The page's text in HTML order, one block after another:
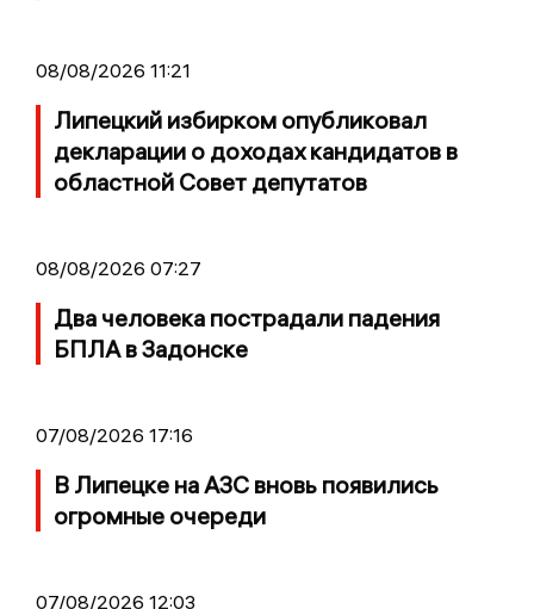
08/08/2026 11:21
Липецкий избирком опубликовал
декларации о доходах кандидатов в
областной Совет депутатов
08/08/2026 07:27
Два человека пострадали падения
БПЛА в Задонске
07/08/2026 17:16
В Липецке на АЗС вновь появились
огромные очереди
07/08/2026 12:03